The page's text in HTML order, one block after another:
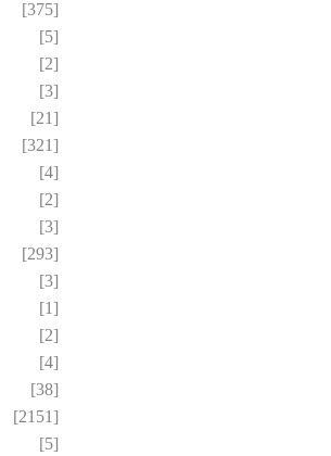
[375]
[5]
[2]
[3]
[21]
[321]
[4]
[2]
[3]
[293]
[3]
[1]
[2]
[4]
[38]
[2151]
[5]